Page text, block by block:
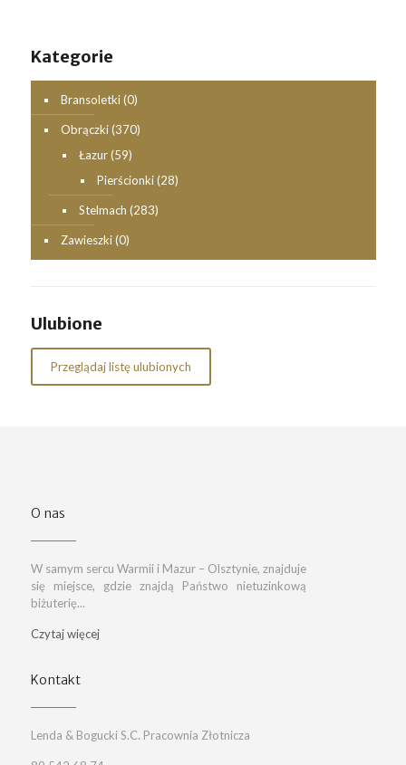
Kategorie
Bransoletki (0)
Obrączki (370)
Łazur (59)
Pierścionki (28)
Stelmach (283)
Zawieszki (0)
Ulubione
Przeglądaj listę ulubionych
O nas
W samym sercu Warmii i Mazur – Olsztynie, znajduje
się miejsce, gdzie znajdą Państwo nietuzinkową
biżuterię...
Czytaj więcej
Kontakt
Lenda & Bogucki S.C. Pracownia Złotnicza